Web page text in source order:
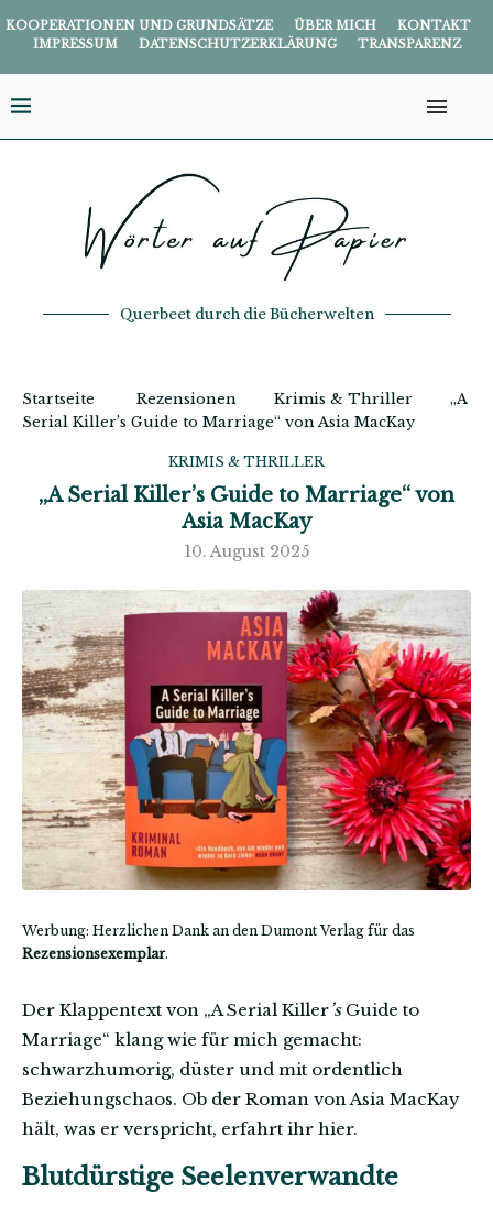
KOOPERATIONEN UND GRUNDSÄTZE ÜBER MICH
KONTAKT
IMPRESSUM
DATENSCHUTZERKLÄRUNG TRANSPARENZ
Querbeet durch die Bücherwelten
Startseite Rezensionen Krimis & Thriller
„A
Serial Killer’s Guide to Marriage“ von Asia MacKay
KRIMIS & THRILLER
„A Serial Killer’s Guide to Marriage“ von
Asia MacKay
10. August 2025
Werbung: Herzlichen Dank an den Dumont Verlag für das
Rezensionsexemplar.
Der Klappentext von „A Serial Killer’sGuide to
Marriage“ klang wie für mich gemacht:
schwarzhumorig, düster und mit ordentlich
Beziehungschaos. Ob der Roman von Asia MacKay
hält, was er verspricht, erfahrt ihr hier.
Blutdürstige Seelenverwandte